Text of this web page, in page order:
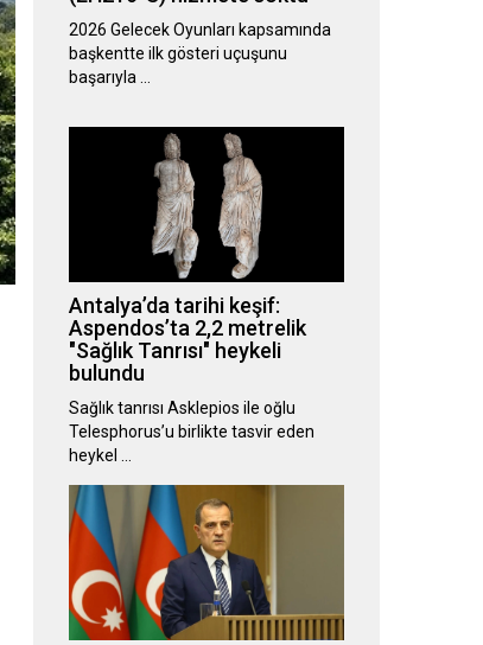
2026 Gelecek Oyunları kapsamında
başkentte ilk gösteri uçuşunu
başarıyla …
Antalya’da tarihi keşif:
Aspendos’ta 2,2 metrelik
"Sağlık Tanrısı" heykeli
bulundu
Sağlık tanrısı Asklepios ile oğlu
Telesphorus’u birlikte tasvir eden
heykel …